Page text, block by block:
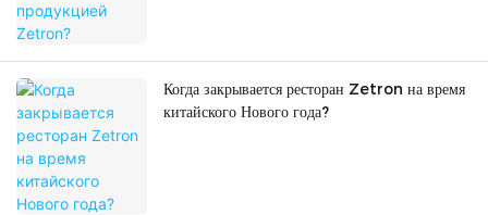
Когда закрывается ресторан Zetron на время
китайского Нового года?